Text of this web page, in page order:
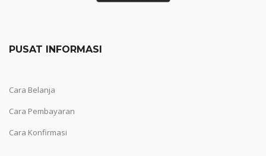
PUSAT INFORMASI
Cara Belanja
Cara Pembayaran
Cara Konfirmasi